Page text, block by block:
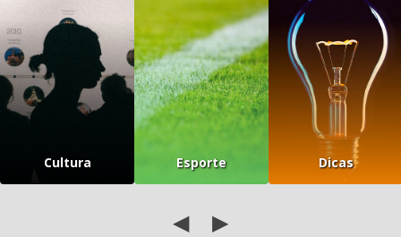
Cultura Esporte Dicas
◀ ▶